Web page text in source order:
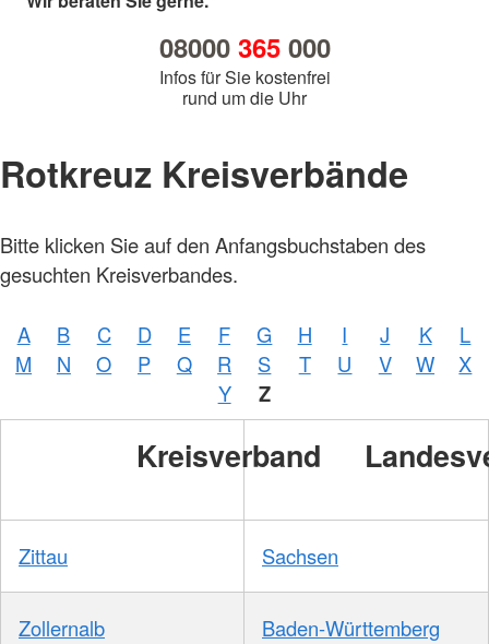
08000 365000
Infos für Sie kostenfrei
rund um die Uhr
Rotkreuz Kreisverbände
Bitte klicken Sie auf den Anfangsbuchstaben des
gesuchten Kreisverbandes.
A B C D E F G H I J K
L
M
N O P Q R S T U V W
X
Y
Z
Kreisverband
Zittau Sachsen
Zollernalb Baden-Württemberg